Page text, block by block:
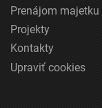
Prenájom majetku
Projekty
Kontakty
Upraviť cookies